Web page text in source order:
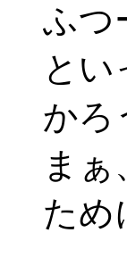
ふつ
と
かろ
ま
ため